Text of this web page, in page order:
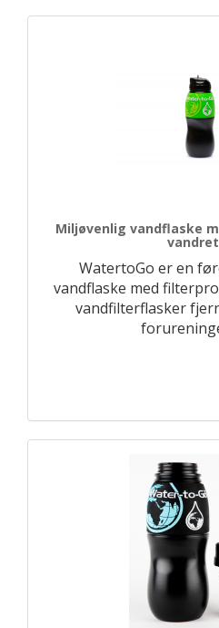
Miljøvenlig vandflaske
WatertoGo er en
vandflaske med
vandfilterflasker